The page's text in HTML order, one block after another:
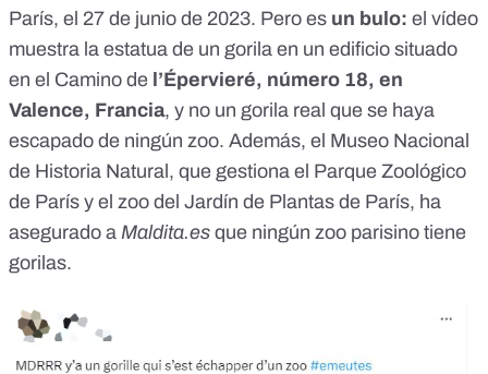
París, el 27 de junio de 2023. Pero es un bulo: el vídeo
muestra la estatua de un gorila en un edificio situado
en el Camino de l’Épervieré, número 18, en
Valence, Francia, y no un gorila real que se haya
escapado de ningún zoo. Además, el Museo Nacional
de Historia Natural, que gestiona el Parque Zoológico
de París y el zoo del Jardín de Plantas de París, ha
asegurado a Maldita.es que ningún zoo parisino tiene
gorilas.